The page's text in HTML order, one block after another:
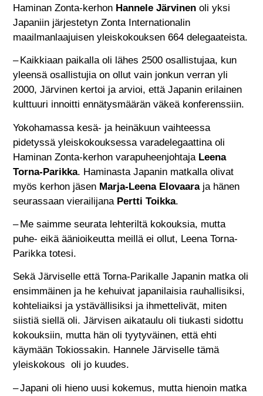
Haminan Zonta-kerhon Hannele Järvinen oli yksi
Japaniin järjestetyn Zonta Internationalin
maailmanlaajuisen yleiskokouksen 664 delegaateista.
– Kaikkiaan paikalla oli lähes 2500 osallistujaa, kun
yleensä osallistujia on ollut vain jonkun verran yli
2000, Järvinen kertoi ja arvioi, että Japanin erilainen
kulttuuri innoitti ennätysmäärän väkeä konferenssiin.
Yokohamassa kesä- ja heinäkuun vaihteessa
pidetyssä yleiskokouksessa varadelegaattina oli
Haminan Zonta-kerhon varapuheenjohtaja Leena
Torna-Parikka. Haminasta Japanin matkalla olivat
myös kerhon jäsen Marja-Leena Elovaaraja hänen
seurassaan vierailijana Pertti Toikka.
– Me saimme seurata lehteriltä kokouksia, mutta
puhe- eikä äänioikeutta meillä ei ollut, Leena Torna-
Parikka totesi.
Sekä Järviselle että Torna-Parikalle Japanin matka oli
ensimmäinen ja he kehuivat japanilaisia rauhallisiksi,
kohteliaiksi ja ystävällisiksi ja ihmettelivät, miten
siistiä siellä oli. Järvisen aikataulu oli tiukasti sidottu
kokouksiin, mutta hän oli tyytyväinen, että ehti
käymään Tokiossakin. Hannele Järviselle tämä
yleiskokous oli jo kuudes.
– Japani oli hieno uusi kokemus, mutta hienoin matka